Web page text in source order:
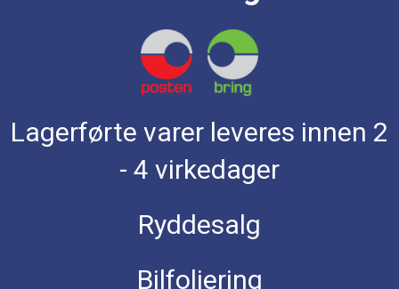
Lagerførte varer leveres innen 2
- 4 virkedager
Ryddesalg
Bilfoliering